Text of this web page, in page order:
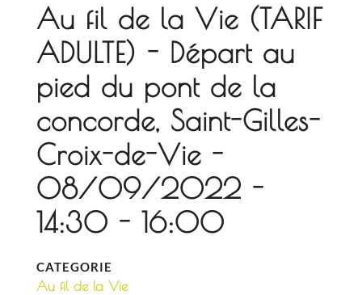
Au fil de la Vie (TARIF
ADULTE) - Départ au
pied du pont de la
concorde, Saint-Gilles-
Croix-de-Vie -
08/09/2022 -
14:30 - 16:00
CATEGORIE
Au fil de la Vie